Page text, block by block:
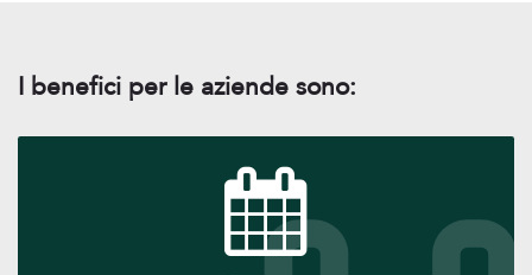
I benefici per le aziende sono: